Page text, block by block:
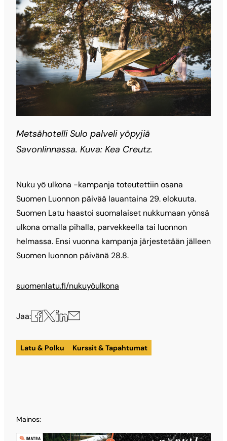
Metsähotelli Sulo palveli yöpyjiä
Savonlinnassa. Kuva: Kea Creutz.
Nuku yö ulkona -kampanja toteutettiin osana
Suomen Luonnon päivää lauantaina 29. elokuuta.
Suomen Latu haastoi suomalaiset nukkumaan yönsä
ulkona omalla pihalla, parvekkeella tai luonnon
helmassa. Ensi vuonna kampanja järjestetään jälleen
Suomen luonnon päivänä 28.8.
suomenlatu.fi/nukuyöulkona
Jaa: Jaa
Facebookissa
Jaa
X:ssä
Jaa
LinkedInissä
Jaa
sähköpostilla
Latu & Polku Kurssit & Tapahtumat
Mainos: